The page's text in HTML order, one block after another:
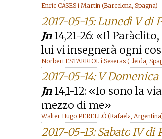
Enric CASES i Martín (Barcelona, Spagna)
2017-05-15: Lunedì V di
Jn14,21-26: «Il
lui vi insegnerà ogni
Norbert ESTARRIOL i Seseras (Lleida,
2017-05-14: V Domenica
Jn14,1-12: «Io sono la
mezzo di me»
Walter Hugo PERELLÓ (Rafaela, Argentina)
2017-05-13: Sabato IV di